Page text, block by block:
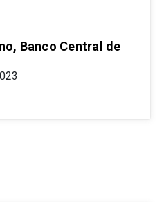
Banco Central de